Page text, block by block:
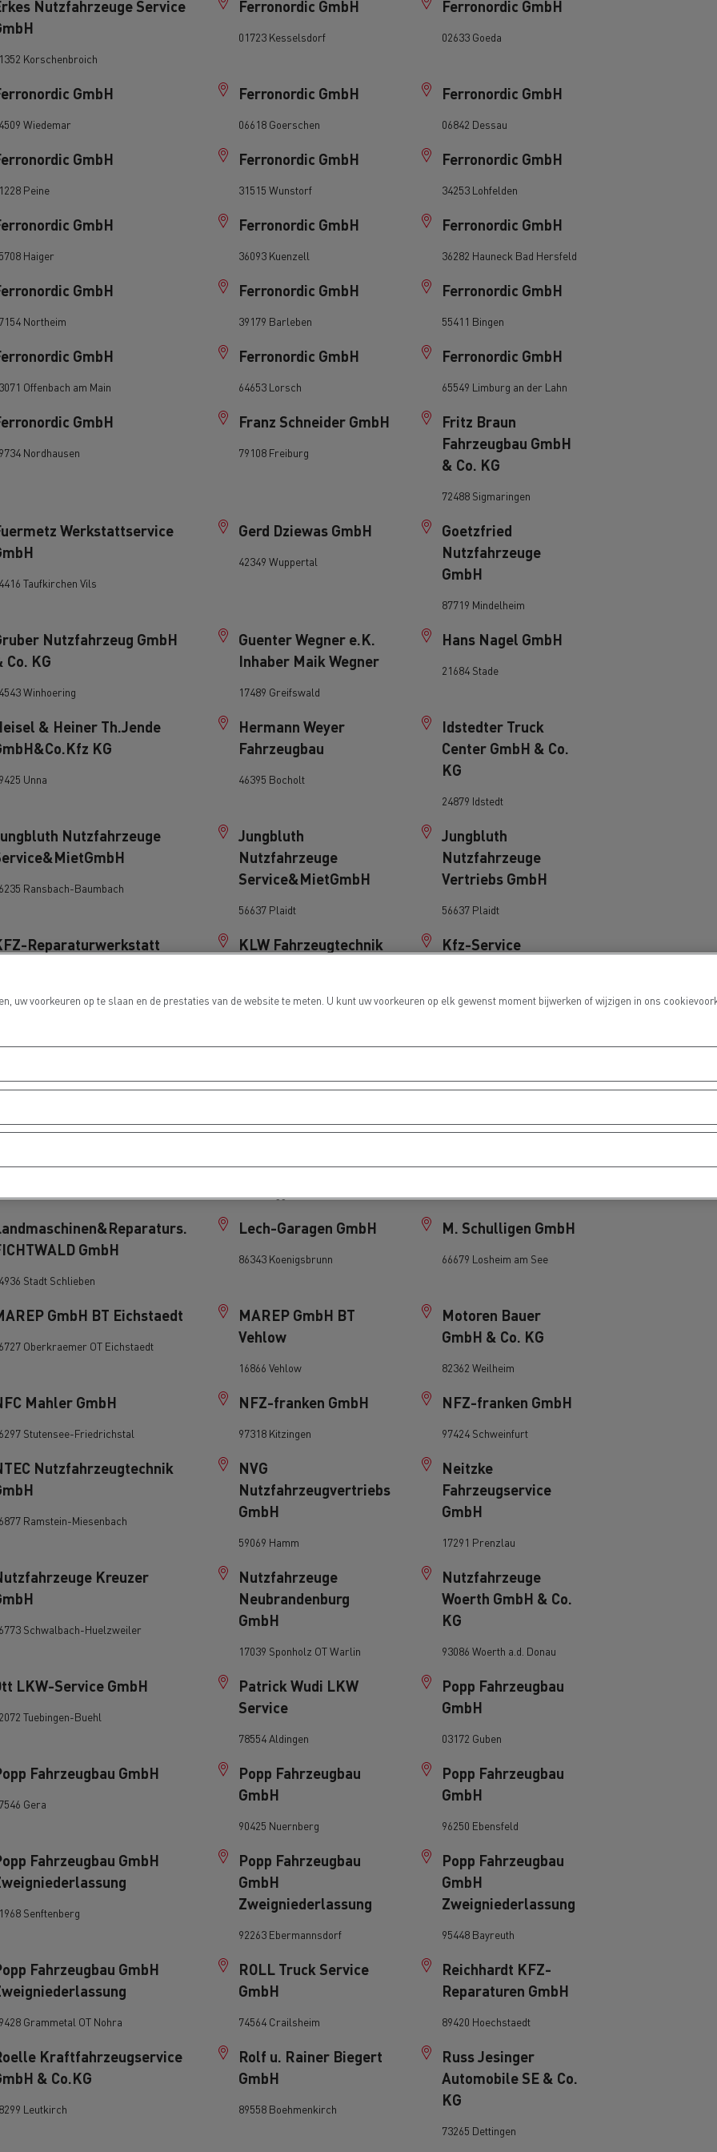
Grondverzet Materiaaltransport
Rioleringswerken Onderhoud wegen Afvalinzameling
bestelwagen kiezen
ontworpen werkinstrument
bedrijfsvoertuig voor
toegang
van de CO2-uitstoot
welke alternatieve
voor uw vrachtwagens?
ACADÉMIE DE LA
DÉCARBONISATION
vrachtwagen
rijden op aardgas
De voordelen van best practices
Online winkel
Nutzfahrzeuge Service
Korschenbroich
Ferronordic GmbH
01723 Kesselsdorf
Ferronordic GmbH
02633 Goeda
GmbH
Wiedemar
Ferronordic GmbH
06618 Goerschen
Ferronordic GmbH
06842 Dessau
GmbH
Peine
Ferronordic GmbH
31515 Wunstorf
Ferronordic GmbH
34253 Lohfelden
GmbH
Haiger
Ferronordic GmbH
36093 Kuenzell
Ferronordic GmbH
36282 Hauneck Bad Hersfeld
GmbH
Northeim
Ferronordic GmbH
39179 Barleben
Ferronordic GmbH
55411 Bingen
GmbH
Offenbach am Main
Ferronordic GmbH
64653 Lorsch
Ferronordic GmbH
65549 Limburg an der Lahn
GmbH
Nordhausen
Franz Schneider GmbH
79108 Freiburg
Fritz Braun
Fahrzeugbau GmbH
& Co. KG
72488 Sigmaringen
Werkstattservice
Taufkirchen Vils
Gerd Dziewas GmbH
42349 Wuppertal
Goetzfried
Nutzfahrzeuge
GmbH
87719 Mindelheim
Nutzfahrzeug GmbH
Co. KG
Winhoering
Guenter Wegner e.K.
Inhaber Maik Wegner
17489 Greifswald
Hans Nagel GmbH
21684 Stade
& Heiner Th.Jende
KG
Unna
Hermann Weyer
Fahrzeugbau
46395 Bocholt
Idstedter Truck
Center GmbH & Co.
KG
24879 Idstedt
Nutzfahrzeuge
Ransbach-Baumbach
Jungbluth
Nutzfahrzeuge
Service&MietGmbH
56637 Plaidt
Jungbluth
Nutzfahrzeuge
Vertriebs GmbH
56637 Plaidt
Reparaturwerkstatt
Gangelt-Stahe
KLW Fahrzeugtechnik
54294 Trier
Kfz-Service
Kfz-Service GmbH
Oelsnitz
Koenig & Partner
Kremer e.K.
Nutzfahrzeuge GmbH
Lohne GmbH
GmbH
Stadt Schlieben
Lech-Garagen GmbH
86343 Koenigsbrunn
M. Schulligen GmbH
66679 Losheim am See
GmbH BT Eichstaedt
Oberkraemer OT Eichstaedt
MAREP GmbH BT
Vehlow
16866 Vehlow
Motoren Bauer
GmbH & Co. KG
82362 Weilheim
Mahler GmbH
Stutensee-Friedrichstal
NFZ-franken GmbH
97318 Kitzingen
NFZ-franken GmbH
97424 Schweinfurt
Nutzfahrzeugtechnik
Ramstein-Miesenbach
NVG
Nutzfahrzeugvertriebs
GmbH
59069 Hamm
Neitzke
Fahrzeugservice
GmbH
17291 Prenzlau
Kreuzer
Schwalbach-Huelzweiler
Nutzfahrzeuge
Neubrandenburg
GmbH
17039 Sponholz OT Warlin
Nutzfahrzeuge
Woerth GmbH & Co.
KG
93086 Woerth a.d. Donau
LKW-Service GmbH
Tuebingen-Buehl
Patrick Wudi LKW
Service
78554 Aldingen
Popp Fahrzeugbau
GmbH
03172 Guben
Fahrzeugbau GmbH
Gera
Popp Fahrzeugbau
GmbH
90425 Nuernberg
Popp Fahrzeugbau
GmbH
96250 Ebensfeld
Fahrzeugbau GmbH
Senftenberg
Popp Fahrzeugbau
GmbH
Zweigniederlassung
92263 Ebermannsdorf
Popp Fahrzeugbau
GmbH
Zweigniederlassung
95448 Bayreuth
Fahrzeugbau GmbH
Grammetal OT Nohra
ROLL Truck Service
GmbH
74564 Crailsheim
Reichhardt KFZ-
Reparaturen GmbH
89420 Hoechstaedt
Kraftfahrzeugservice
& Co.KG
Leutkirch
Rolf u. Rainer Biegert
GmbH
89558 Boehmenkirch
Russ Jesinger
Automobile SE & Co.
KG
73265 Dettingen
uw voorkeuren op te slaan en de prestaties van de website te meten. U kunt uw voorkeuren op elk gewenst moment bijwerken of wijzigen in ons